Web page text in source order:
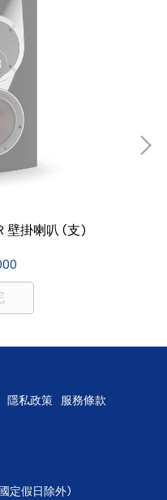
壁掛喇叭 (支)
隱私政策 服務條款
定假日除外)